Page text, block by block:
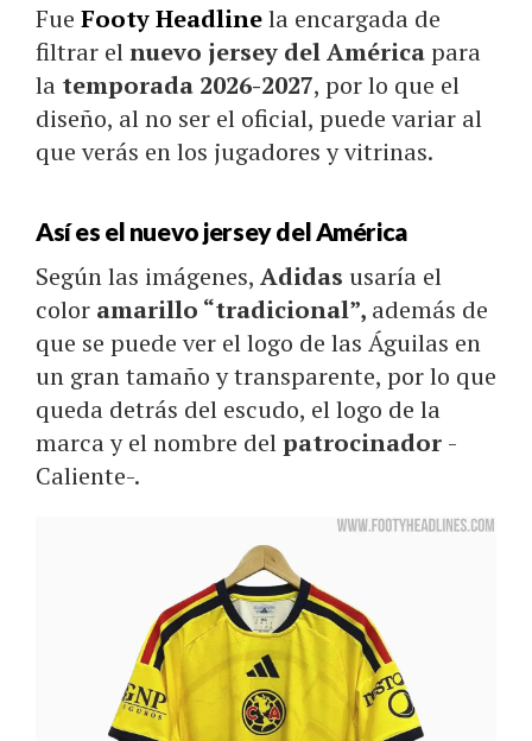
Fue Footy Headlinela encargada de
filtrar elnuevo jersey del Américapara
la temporada 2026-2027, por lo que el
diseño, al no ser el oficial, puede variar al
que verás en los jugadores y vitrinas.
Así es el nuevo jersey del América
Según las imágenes, Adidas usaría el
color amarillo “tradicional”, además de
que se puede ver el logo de las Águilas en
un gran tamaño y transparente, por lo que
queda detrás del escudo, el logo de la
marca y el nombre delpatrocinador -
Caliente-.